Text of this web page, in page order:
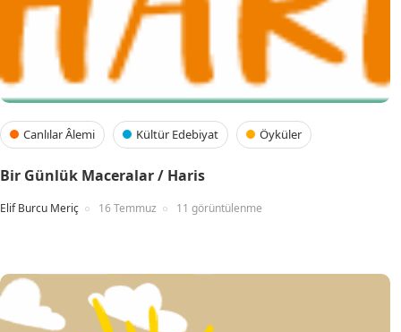
Canlılar Âlemi Kültür Edebiyat Öyküler
Bir Günlük Maceralar / Haris
Elif Burcu Meriç 16 Temmuz 11 görüntülenme